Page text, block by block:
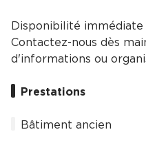
Disponibilité immédiate
Contactez-nous dès
d'informations ou
Prestations
Bâtiment ancien